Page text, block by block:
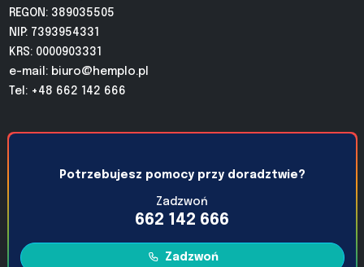
REGON: 389035505
NIP: 7393954331
KRS: 0000903331
e-mail: biuro@hemplo.pl
Tel: +48 662 142 666
Potrzebujesz pomocy przy doradztwie?
Zadzwoń
662 142 666
Zadzwoń